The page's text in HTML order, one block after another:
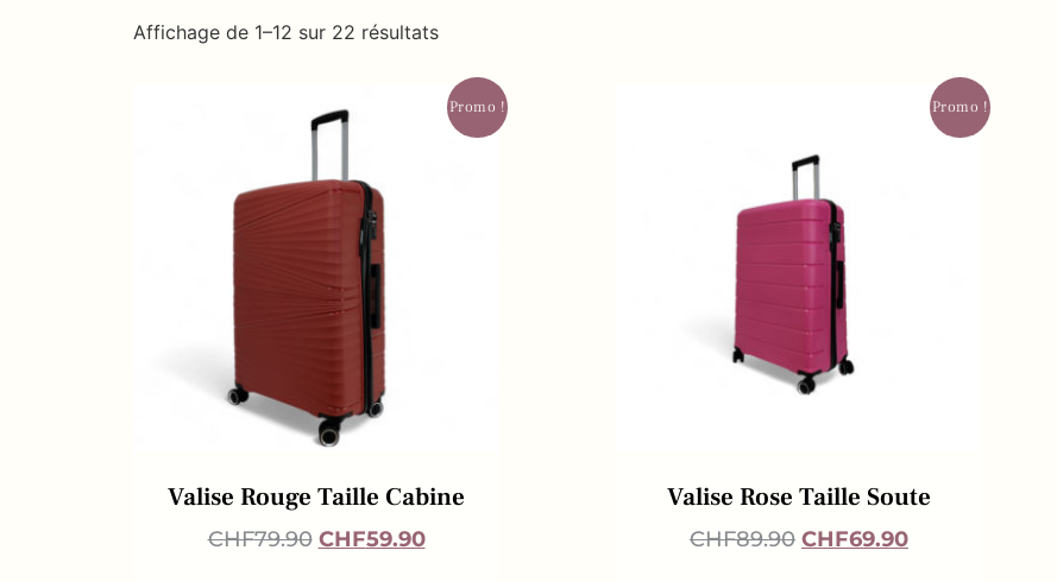
Affichage de 1–12 sur 22 résultats
Promo !
Valise Rouge Taille Cabine
CHF79.90 CHF59.90
Promo !
Valise Rose Taille Soute
CHF89.90 CHF69.90